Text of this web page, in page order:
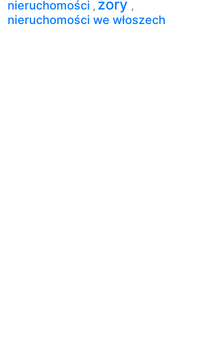
nieruchomości , żory ,
nieruchomości we włoszech